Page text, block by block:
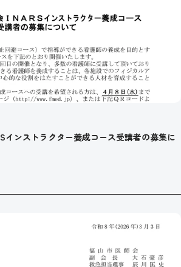
インストラクター養成コース受講者の募集に